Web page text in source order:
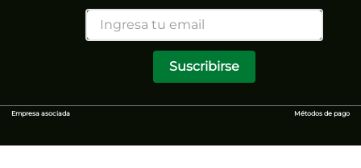
Suscribirse
Empresa asociada Métodos de pago